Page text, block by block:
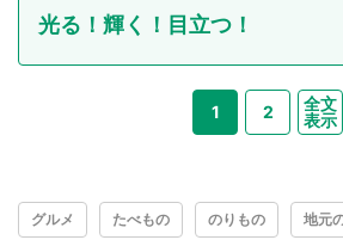
光る！輝く！目立つ！
1 2
全文
表示
グルメ たべもの のりもの 地元